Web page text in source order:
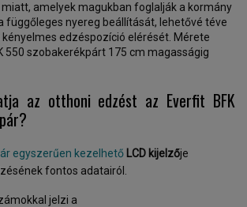
amelyek magukban foglalják a kormány
függőleges nyereg beállítását, lehetővé téve
edzéspozíció elérését. Mérete
550 szobakerékpárt 175 cm magasságig
az otthoni edzést az Everfit BFK
egyszerűen kezelhető LCD kijelzője
fontos adatairól.
jelzi a